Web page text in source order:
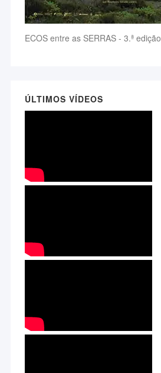
ECOS entre as SERRAS - 3.ª edição
ÚLTIMOS VÍDEOS